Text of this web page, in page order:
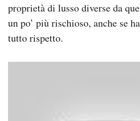
proprietà di lusso diverse da
un po’ più rischioso, anche se
tutto rispetto.